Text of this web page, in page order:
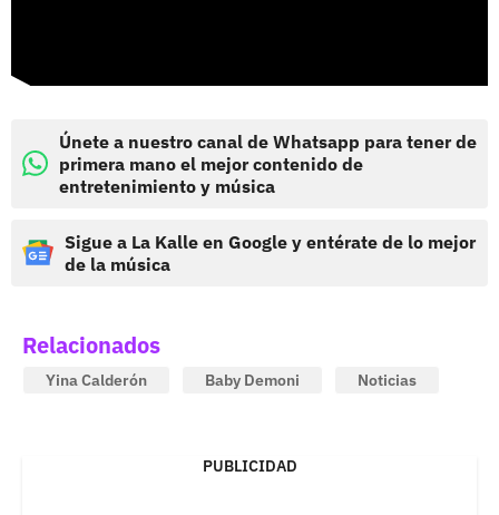
Únete a nuestro canal de Whatsapp para tener de
primera mano el mejor contenido de
entretenimiento y música
Sigue a La Kalle en Google y entérate de lo mejor
de la música
Relacionados
Yina Calderón Baby Demoni Noticias
PUBLICIDAD